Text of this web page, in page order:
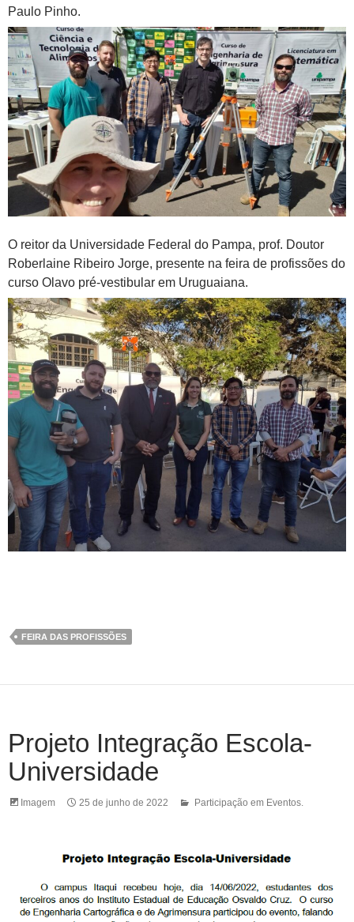
Paulo Pinho.
O reitor da Universidade Federal do Pampa, prof. Doutor
Roberlaine Ribeiro Jorge, presente na feira de profissões do
curso Olavo pré-vestibular em Uruguaiana.
FEIRA DAS PROFISSÕES
Projeto Integração Escola-
Universidade
Imagem 25 de junho de 2022 Participação em Eventos.